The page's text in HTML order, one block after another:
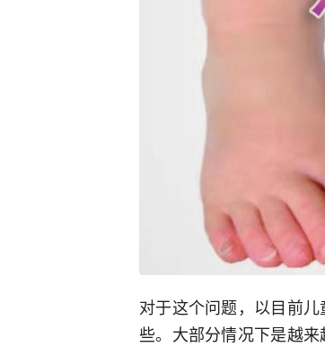
对于这个问题，以目前
些。大部分情况下是越来